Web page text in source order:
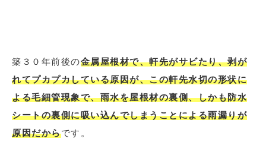
築３０年前後の金属屋根材で、軒先がサビたり、剥が
れてプカプカしている原因が、この軒先水切の形状に
よる毛細管現象で、雨水を屋根材の裏側、しかも防水
シートの裏側に吸い込んでしまうことによる雨漏りが
原因だからです。